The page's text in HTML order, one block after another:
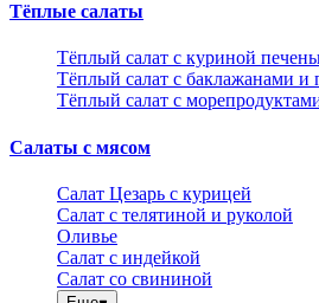
Тёплые салаты
Тёплый салат с куриной
Тёплый салат с баклажанами и
Тёплый салат с
Салаты с мясом
Салат Цезарь с курицей
Салат с телятиной и руколой
Оливье
Салат с индейкой
Салат со свининой